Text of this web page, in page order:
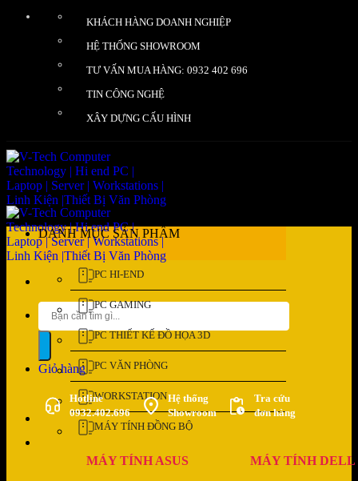
KHÁCH HÀNG DOANH NGHIỆP
HỆ THỐNG SHOWROOM
TƯ VẤN MUA HÀNG: 0932 402 696
TIN CÔNG NGHỆ
XÂY DỰNG CẤU HÌNH
Tìm
kiếm:
Giỏ hàng
Hotline
0932.402.696
Hệ thống
Showroom
Tra cứu
đơn hàng
DANH MỤC SẢN PHẨM
PC HI-END
PC GAMING
PC THIẾT KẾ ĐỒ HỌA 3D
PC VĂN PHÒNG
WORKSTATION
MÁY TÍNH ĐỒNG BỘ
MÁY TÍNH ASUS MÁY TÍNH DELL